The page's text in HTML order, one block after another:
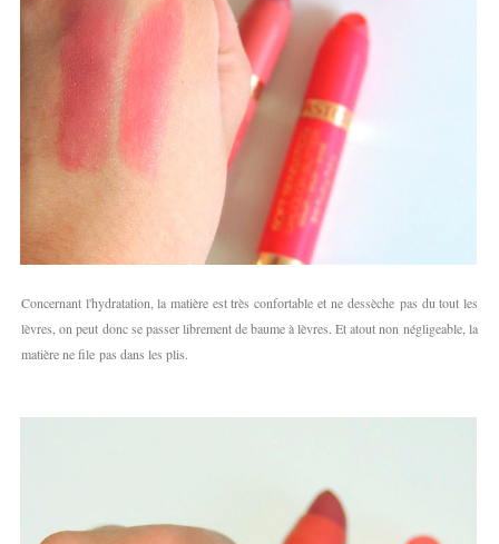
Concernant l'hydratation, la matière est très confortable et ne dessèche pas du tout les
lèvres, on peut donc se passer librement de baume à lèvres. Et atout non négligeable, la
matière ne file pas dans les plis.